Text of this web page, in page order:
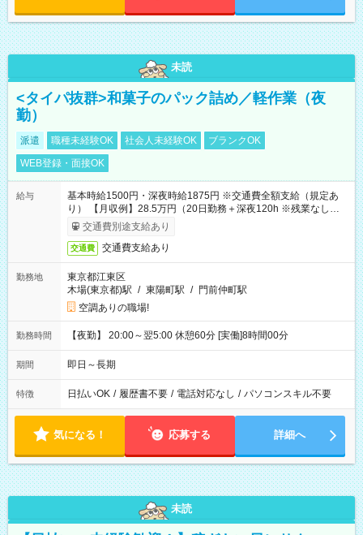
未読
<タイパ抜群>和菓子のパック詰め／軽作業（夜
勤）
派遣 職種未経験OK 社会人未経験OK
ブランクOK
WEB登録・面接OK
給与
基本時給1500円・深夜時給1875円 ※交通費全額支給（規定あ
り） 【月収例】28.5万円（20日勤務＋深夜120h ※残業なしの場
合）交通費別途支給あり
交通費 交通費支給あり
勤務地
東京都江東区
木場(東京都)駅 / 東陽町駅 / 門前仲町駅
空調ありの職場!
勤務時間 【夜勤】 20:00～翌5:00 休憩60分 [実働]8時間00分
期間 即日～長期
特徴 日払いOK / 履歴書不要 / 電話対応なし / パソコンスキル不要
気になる！ 応募する 詳細へ
未読